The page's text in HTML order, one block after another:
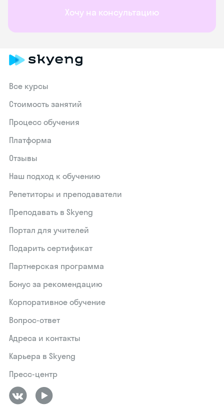
Хочу на консультацию
Все курсы
Стоимость занятий
Процесс обучения
Платформа
Отзывы
Наш подход к обучению
Репетиторы и преподаватели
Преподавать в Skyeng
Портал для учителей
Подарить сертификат
Партнерская программа
Бонус за рекомендацию
Корпоративное обучение
Вопрос-ответ
Адреса и контакты
Карьера в Skyeng
Пресс-центр